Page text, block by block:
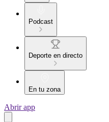
Podcast
Deporte en directo
En tu zona
Abrir app